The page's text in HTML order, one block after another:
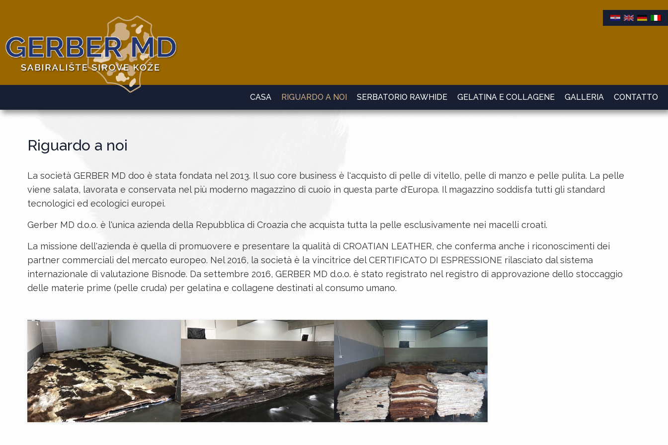
CASA RIGUARDO A NOI SERBATORIO RAWHIDE GELATINA E COLLAGENE GALLERIA CONTATTO
Riguardo a noi
La società GERBER MD doo è stata fondata nel 2013. Il suo core business è l'acquisto di pelle di vitello, pelle di manzo e pelle pulita. La pelle
viene salata, lavorata e conservata nel più moderno magazzino di cuoio in questa parte d'Europa. Il magazzino soddisfa tutti gli standard
tecnologici ed ecologici europei.
Gerber MD d.o.o. è l'unica azienda della Repubblica di Croazia che acquista tutta la pelle esclusivamente nei macelli croati.
La missione dell'azienda è quella di promuovere e presentare la qualità di CROATIAN LEATHER, che conferma anche i riconoscimenti dei
partner commerciali del mercato europeo. Nel 2016, la società è la vincitrice del CERTIFICATO DI ESPRESSIONE rilasciato dal sistema
internazionale di valutazione Bisnode. Da settembre 2016, GERBER MD d.o.o. è stato registrato nel registro di approvazione dello stoccaggio
delle materie prime (pelle cruda) per gelatina e collagene destinati al consumo umano.